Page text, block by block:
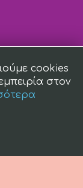
cookies
στον